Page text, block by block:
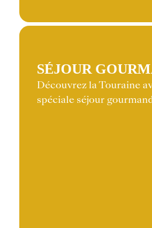
SÉJOUR
Découvrez la Touraine
spéciale séjour